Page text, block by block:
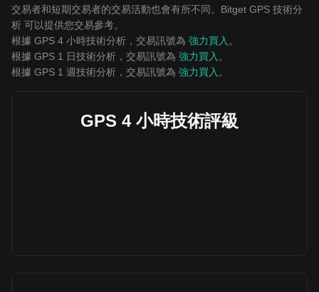
交易者和短期交易者的交易活動也會有所不同。Bitget GPS 技術分
析 可以提供您交易參考。
根據 GPS 4 小時技術分析，交易訊號為 強力買入 。
根據 GPS 1 日技術分析，交易訊號為 強力買入 。
根據 GPS 1 週技術分析，交易訊號為 強力買入 。
GPS 4 小時技術評級